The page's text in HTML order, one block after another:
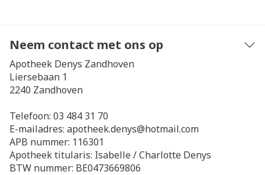
Neem contact met ons op
Apotheek Denys Zandhoven
Liersebaan 1
2240 Zandhoven
Telefoon: 03 484 31 70
E-mailadres: apotheek.denys@hotmail.com
APB nummer: 116301
Apotheek titularis: Isabelle / Charlotte Denys
BTW nummer: BE0473669806